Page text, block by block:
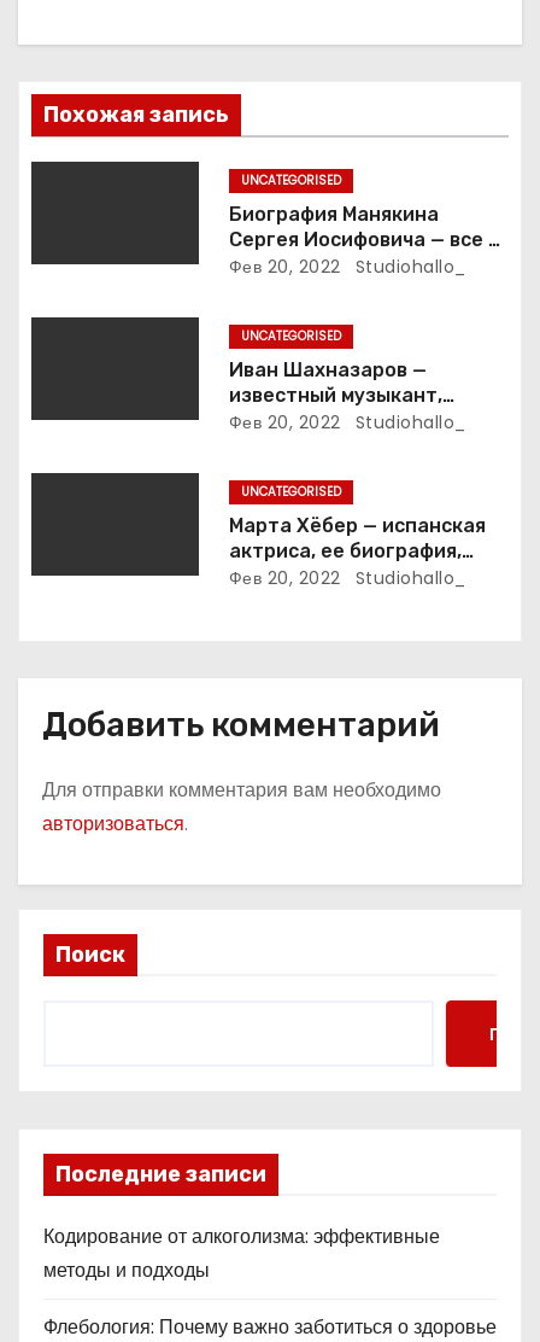
п
о
а
п
с
я
Похожая запись
UNCATEGORISED
Биография Манякина
Сергея Иосифовича — все о
ветеране футбола России!
Фев 20, 2022 Studiohallo_
UNCATEGORISED
Иван Шахназаров —
известный музыкант,
композитор и продюсер —
Фев 20, 2022 Studiohallo_
UNCATEGORISED
Марта Хёбер — испанская
актриса, ее биография,
фото и интересные факты,
Фев 20, 2022 Studiohallo_
Добавить комментарий
Для отправки комментария вам необходимо
авторизоваться.
Поиск
Поиск
Последние записи
Кодирование от алкоголизма: эффективные
методы и подходы
Флебология: Почему важно заботиться о здоровье